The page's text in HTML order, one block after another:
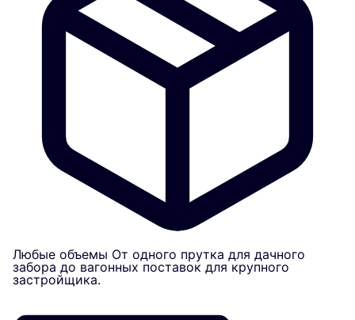
Любые объемы От одного прутка для дачного
забора до вагонных поставок для крупного
застройщика.